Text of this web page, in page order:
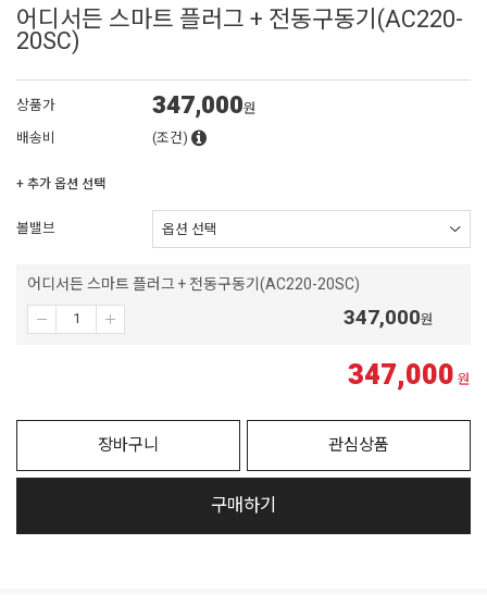
어디서든 스마트 플러그 + 전동구동기(AC220-
20SC)
상품가 347,000원
배송비
(조건)
+ 추가 옵션 선택
볼밸브
어디서든 스마트 플러그 + 전동구동기(AC220-20SC)
347,000원
347,000 원
장바구니 관심상품
구매하기